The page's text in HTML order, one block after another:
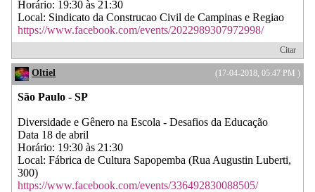
Horário: 19:30 às 21:30
Local: Sindicato da Construcao Civil de Campinas e Regiao
https://www.facebook.com/events/2022989307972998/
Citar
(17-04-2018, 05:47 PM )
Oltiel
São Paulo - SP
Diversidade e Gênero na Escola - Desafios da Educação
Data 18 de abril
Horário: 19:30 às 21:30
Local: Fábrica de Cultura Sapopemba (Rua Augustin Luberti,
300)
https://www.facebook.com/events/336492830088505/